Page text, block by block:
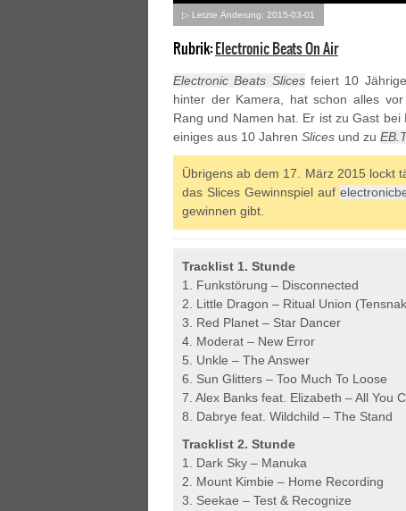
▷ Letzte Änderung: 2015-03-01
Rubrik:Electronic Beats On Air
Electronic Beats Slicesfeiert 10
hinter der Kamera, hat schon alles
Rang und Namen hat. Er ist zu Gast
einiges aus 10 Jahren Slices und zu
Übrigens ab dem 17. März 2015 lockt
das Slices Gewinnspiel auf
gewinnen gibt.
Tracklist 1. Stunde
1. Funkstörung – Disconnected
2. Little Dragon – Ritual Union
3. Red Planet – Star Dancer
4. Moderat – New Error
5. Unkle – The Answer
6. Sun Glitters – Too Much To Loose
7. Alex Banks feat. Elizabeth – All You
8. Dabrye feat. Wildchild – The Stand
Tracklist 2. Stunde
1. Dark Sky – Manuka
2. Mount Kimbie – Home Recording
3. Seekae – Test & Recognize